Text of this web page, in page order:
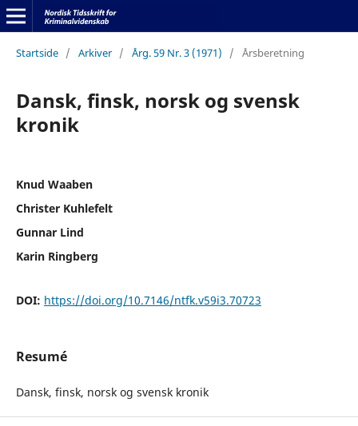
Startside / Arkiver / Årg. 59 Nr. 3 (1971) / Årsberetning
Dansk, finsk, norsk og svensk
kronik
Knud Waaben
Christer Kuhlefelt
Gunnar Lind
Karin Ringberg
DOI: https://doi.org/10.7146/ntfk.v59i3.70723
Resumé
Dansk, finsk, norsk og svensk kronik